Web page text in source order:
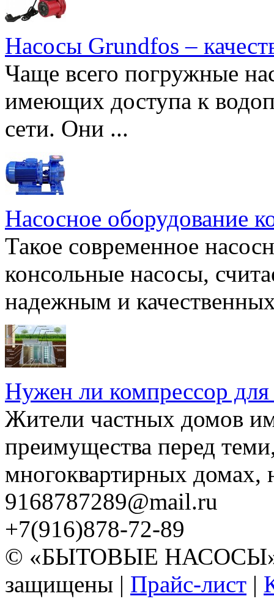
Насосы Grundfos –
Чаще всего погружные
имеющих доступа к
сети. Они ...
Насосное оборудование
Такое современное
консольные насосы,
надежным и
Нужен ли компрессор для
Жители частных домов
преимущества перед
многоквартирных домах,
9168787289@mail.ru
+7(916)878-72-89
© «БЫТОВЫЕ НАСОСЫ»
защищены | Прайс-лист |